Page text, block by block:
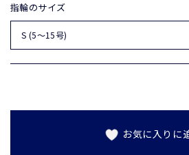
指輪のサイズ
お気に入りに